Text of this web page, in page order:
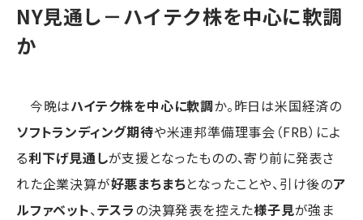
NY見通し－ハイテク株を中心に軟調
か
今晩はハイテク株を中心に軟調か。昨日は米国経済の
ソフトランディング期待や米連邦準備理事会（FRB）によ
る利下げ見通しが支援となったものの、寄り前に発表さ
れた企業決算が好悪まちまちとなったことや、引け後のア
ルファベット、テスラの決算発表を控えた様子見が強ま